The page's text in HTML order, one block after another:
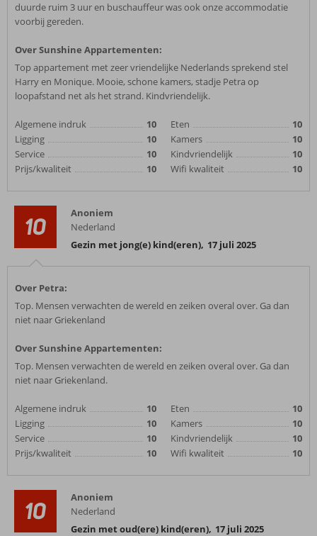
duurde ruim 3 uur en buschauffeur was ook onze accommodatie
voorbij gereden.
Over Sunshine Appartementen:
Top appartement met zeer vriendelijke Nederlands sprekend stel
Harry en Monique. Mooie, schone kamers, stadje Petra op
loopafstand net als het strand. Kindvriendelijk.
Algemene indruk
10
Ligging
10
Service
10
Prijs/kwaliteit
10
Eten
10
Kamers
10
Kindvriendelijk
10
Wifi kwaliteit
10
10
Anoniem
Nederland
Gezin met jong(e) kind(eren), 17 juli 2025
Over Petra:
Top. Mensen verwachten de wereld en zeiken overal over. Ga dan
niet naar Griekenland
Over Sunshine Appartementen:
Top. Mensen verwachten de wereld en zeiken overal over. Ga dan
niet naar Griekenland.
Algemene indruk
10
Ligging
10
Service
10
Prijs/kwaliteit
10
Eten
10
Kamers
10
Kindvriendelijk
10
Wifi kwaliteit
10
10
Anoniem
Nederland
Gezin met oud(ere) kind(eren), 17 juli 2025